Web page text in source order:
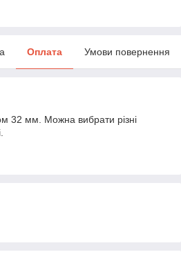
Оплата Умови повернення
32 мм. Можна вибрати різні